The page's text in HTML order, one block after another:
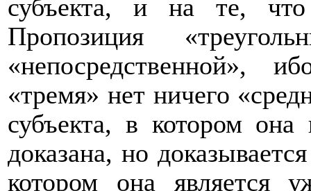
субъекта, и на те,
Пропозиция
«непосредственной»,
«тремя» нет ничего
субъекта, в котором
доказана, но
котором она является